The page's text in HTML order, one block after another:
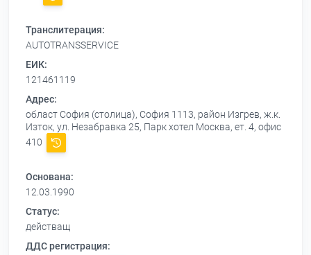
Транслитерация:
AUTOTRANSSERVICE
ЕИК:
121461119
Адрес:
област София (столица), София 1113, район Изгрев, ж.к.
Изток, ул. Незабравка 25, Парк хотел Москва, ет. 4, офис
410
Основана:
12.03.1990
Статус:
действащ
ДДС регистрация: